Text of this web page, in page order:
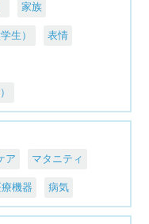
家族
生） 表情
ア マタニティ
療機器 病気